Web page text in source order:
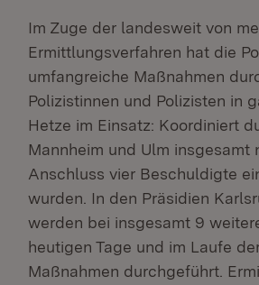
Im Zuge der landesweit von
Ermittlungsverfahren hat die
umfangreiche Maßnahmen
Polizistinnen und Polizisten in
Hetze im Einsatz: Koordiniert
Mannheim und Ulm
Anschluss vier Beschuldigte
wurden. In den Präsidien
werden bei insgesamt 9
heutigen Tage und im Laufe
Maßnahmen durchgeführt.